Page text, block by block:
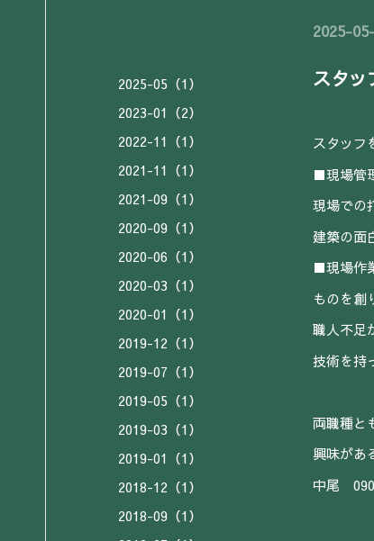
2025-
スタッ
スタッフ
■現場管
現場での
建築の面
■現場作
ものを創
職人不足
技術を持
両職種と
興味があ
中尾
2025-05（1）
2023-01（2）
2022-11（1）
2021-11（1）
2021-09（1）
2020-09（1）
2020-06（1）
2020-03（1）
2020-01（1）
2019-12（1）
2019-07（1）
2019-05（1）
2019-03（1）
2019-01（1）
2018-12（1）
2018-09（1）